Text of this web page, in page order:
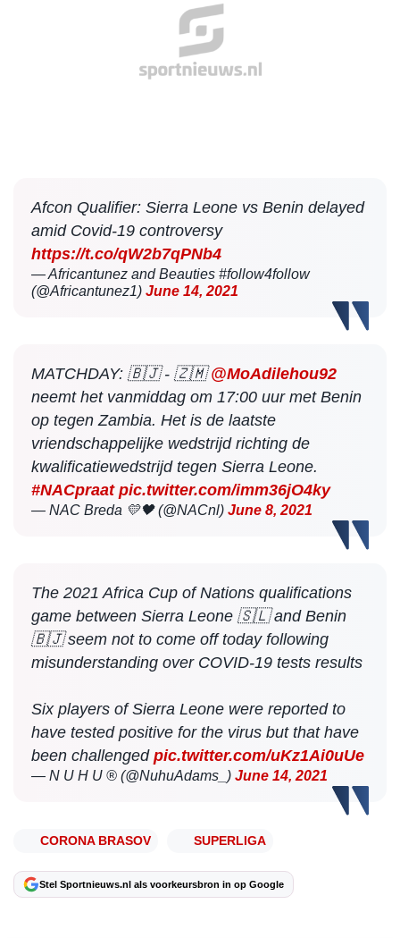
Afcon Qualifier: Sierra Leone vs Benin delayed
amid Covid-19 controversy
https://t.co/qW2b7qPNb4
— Africantunez and Beauties #follow4follow
(@Africantunez1) June 14, 2021
MATCHDAY: 🇧🇯 - 🇿🇲@MoAdilehou92
neemt het vanmiddag om 17:00 uur met Benin
op tegen Zambia. Het is de laatste
vriendschappelijke wedstrijd richting de
kwalificatiewedstrijd tegen Sierra Leone.
#NACpraat pic.twitter.com/imm36jO4ky
— NAC Breda 💛🖤 (@NACnl) June 8, 2021
The 2021 Africa Cup of Nations qualifications
game between Sierra Leone 🇸🇱 and Benin
🇧🇯 seem not to come off today following
misunderstanding over COVID-19 tests results
Six players of Sierra Leone were reported to
have tested positive for the virus but that have
been challenged pic.twitter.com/uKz1Ai0uUe
— N U H U ®️ (@NuhuAdams_) June 14, 2021
CORONA BRASOV SUPERLIGA
Stel Sportnieuws.nl als voorkeursbron in op Google